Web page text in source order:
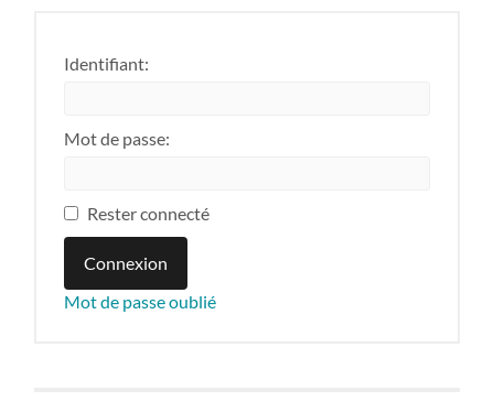
Identifiant:
Mot de passe:
Rester connecté
Connexion
Mot de passe oublié